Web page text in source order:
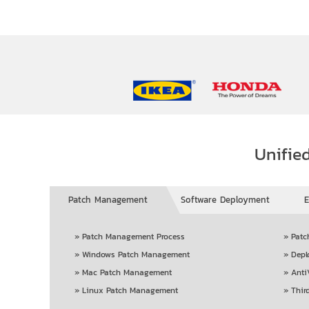
Patch Management Software Deployment
» Patch Management Process
» Windows Patch Management
» Mac Patch Management
» Linux Patch Management
»
»
»
»